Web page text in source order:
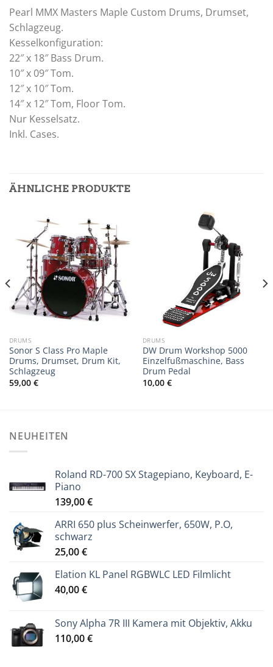
Pearl MMX Masters Maple Custom Drums, Drumset,
Schlagzeug.
Kesselkonfiguration:
22″ x 18″ Bass Drum.
10″ x 09″ Tom.
12″ x 10″ Tom.
14″ x 12″ Tom, Floor Tom.
Nur Kesselsatz.
Inkl. Cases.
ÄHNLICHE PRODUKTE
DRUMS
Sonor S Class Pro Maple
Drums, Drumset, Drum Kit,
Schlagzeug
59,00 €
DRUMS
DW Drum Workshop 5000
Einzelfußmaschine, Bass
Drum Pedal
10,00 €
NEUHEITEN
Roland RD-700 SX Stagepiano, Keyboard, E-
Piano
139,00€
ARRI 650 plus Scheinwerfer, 650W, P.O,
schwarz
25,00€
Elation KL Panel RGBWLC LED Filmlicht
40,00€
Sony Alpha 7R III Kamera mit Objektiv, Akku
110,00€